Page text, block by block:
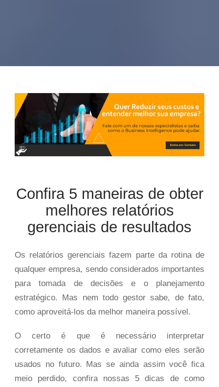
Confira 5 maneiras de obter
melhores relatórios
gerenciais de resultados
Os relatórios gerenciais fazem parte da rotina de
qualquer empresa, sendo considerados importantes
para tomada de decisões e o planejamento
estratégico. Mas nem todo gestor sabe, de fato,
como aproveitá-los da melhor maneira possível.
O certo é que é necessário interpretar
corretamente os dados e avaliar como eles serão
usados no futuro. Mas se ainda assim você fica
meio perdido, confira nossas 5 dicas de como